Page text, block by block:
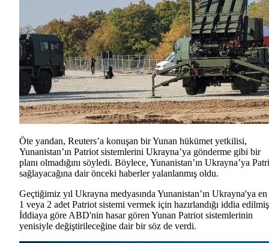
Öte yandan, Reuters’a konuşan bir Yunan hükümet yetkilisi,
Yunanistan’ın Patriot sistemlerini Ukrayna’ya gönderme gibi bir
planı olmadığını söyledi. Böylece, Yunanistan’ın Ukrayna’ya
sağlayacağına dair önceki haberler yalanlanmış oldu.
Geçtiğimiz yıl Ukrayna medyasında Yunanistan’ın Ukrayna'ya en
1 veya 2 adet Patriot sistemi vermek için hazırlandığı iddia
İddiaya göre ABD'nin hasar gören Yunan Patriot sistemlerinin
yenisiyle değiştirileceğine dair bir söz de verdi.